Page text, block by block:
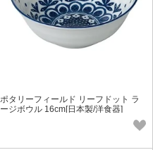
ポタリーフィールド リーフドット ラ
ージボウル 16cm[日本製/洋食器]